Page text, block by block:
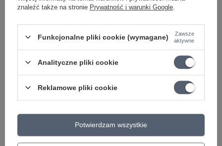
osób uczulonych?
brzmienia gitary klasycznej?
Marka Hannabach
Podmiot odpowiedzialny za ten
produkt na terenie UE
Symbol 652.247
znaleźć także na stronie Prywatność i warunki Google
Funkcjonalne pliki cookie (wymagane)
Zawsze
aktywne
Analityczne pliki cookie
Reklamowe pliki cookie
Potwierdzam wszystkie